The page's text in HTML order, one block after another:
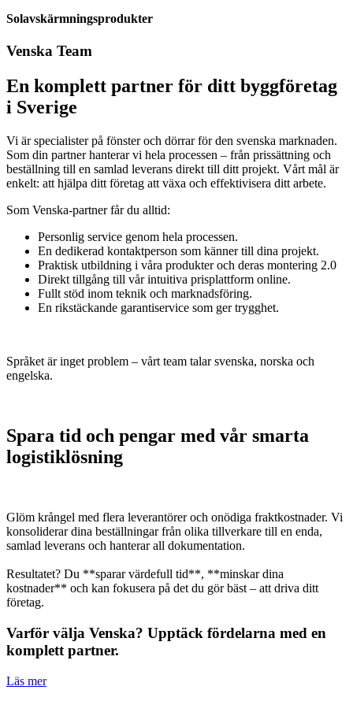
Solavskärmningsprodukter
Venska Team
En komplett partner för ditt byggföretag
i Sverige
Vi är specialister på fönster och dörrar för den svenska marknaden.
Som din partner hanterar vi hela processen – från prissättning och
beställning till en samlad leverans direkt till ditt projekt. Vårt mål är
enkelt: att hjälpa ditt företag att växa och effektivisera ditt arbete.
Som Venska-partner får du alltid:
Personlig service genom hela processen.
En dedikerad kontaktperson som känner till dina projekt.
Praktisk utbildning i våra produkter och deras montering 2.0
Direkt tillgång till vår intuitiva prisplattform online.
Fullt stöd inom teknik och marknadsföring.
En rikstäckande garantiservice som ger trygghet.
Språket är inget problem – vårt team talar svenska, norska och
engelska.
Spara tid och pengar med vår smarta
logistiklösning
Glöm krångel med flera leverantörer och onödiga fraktkostnader. Vi
konsoliderar dina beställningar från olika tillverkare till en enda,
samlad leverans och hanterar all dokumentation.
Resultatet? Du **sparar värdefull tid**, **minskar dina
kostnader** och kan fokusera på det du gör bäst – att driva ditt
företag.
Varför välja Venska? Upptäck fördelarna med en
komplett partner.
Läs mer